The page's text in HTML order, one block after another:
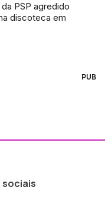
PSP agredido
discoteca em
PUB
sociais